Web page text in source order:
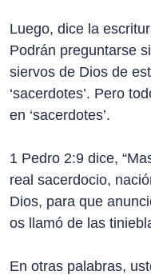
Luego, dice la
Podrán preguntarse
siervos de Dios de
‘sacerdotes’. Pero
en ‘sacerdotes’.
1 Pedro 2:9 dice,
real sacerdocio,
Dios, para que
os llamó de las
En otras palabras,